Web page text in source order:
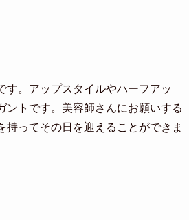
す。アップスタイルやハーフアッ
ントです。美容師さんにお願いする
ってその日を迎えることができま